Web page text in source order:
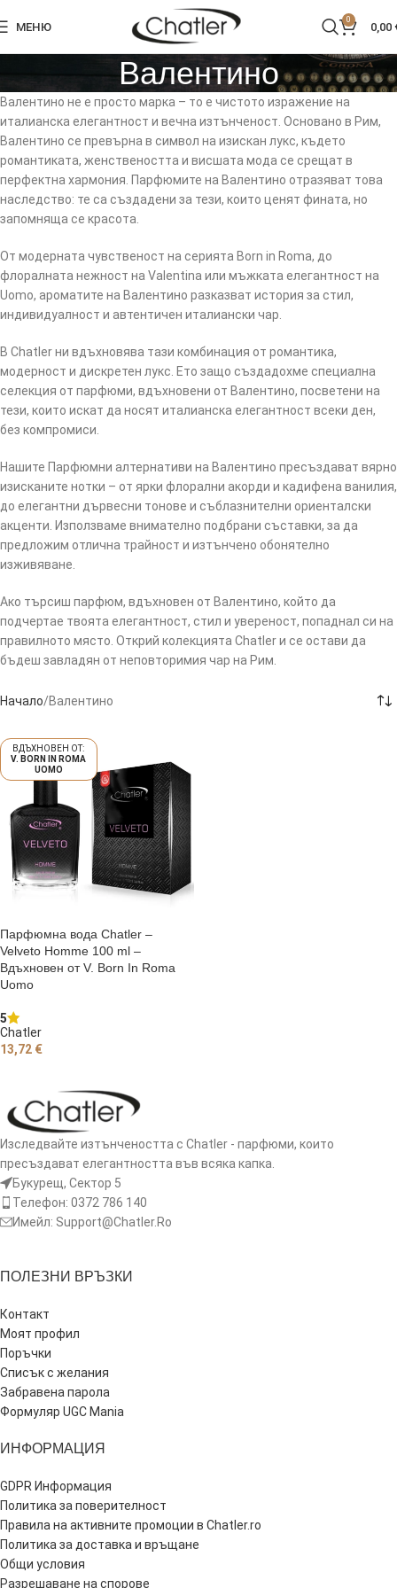
МЕНЮ
0
0,00
Валентино
Валентино не е просто марка – то е чистото изражение на
италианска елегантност и вечна изтънченост. Основано в Рим,
Валентино се превърна в символ на изискан лукс, където
романтиката, женствеността и висшата мода се срещат в
перфектна хармония. Парфюмите на Валентино отразяват това
наследство: те са създадени за тези, които ценят фината, но
запомняща се красота.
От модерната чувственост на серията Born in Roma, до
флоралната нежност на Valentina или мъжката елегантност на
Uomo, ароматите на Валентино разказват история за стил,
индивидуалност и автентичен италиански чар.
В Chatler ни вдъхновява тази комбинация от романтика,
модерност и дискретен лукс. Ето защо създадохме специална
селекция от парфюми, вдъхновени от Валентино, посветени на
тези, които искат да носят италианска елегантност всеки ден,
без компромиси.
Нашите Парфюмни алтернативи на Валентино пресъздават вярно
изисканите нотки – от ярки флорални акорди и кадифена ванилия,
до елегантни дървесни тонове и съблазнителни ориенталски
акценти. Използваме внимателно подбрани съставки, за да
предложим отлична трайност и изтънчено обонятелно
изживяване.
Ако търсиш парфюм, вдъхновен от Валентино, който да
подчертае твоята елегантност, стил и увереност, попаднал си на
правилното място. Открий колекцията Chatler и се остави да
бъдеш завладян от неповторимия чар на Рим.
Начало Валентино
V. BORN IN ROMA
UOMO
Парфюмна вода Chatler –
Velveto Homme 100 ml –
Вдъхновен от V. Born In Roma
Uomo
5
Chatler
13,72 €
Изследвайте изтънчеността с Chatler - парфюми, които
пресъздават елегантността във всяка капка.
Букурещ, Сектор 5
Телефон: 0372 786 140
Имейл: Support@Chatler.Ro
ПОЛЕЗНИ ВРЪЗКИ
Контакт
Моят профил
Поръчки
Списък с желания
Забравена парола
Формуляр UGC Mania
ИНФОРМАЦИЯ
GDPR Информация
Политика за поверителност
Правила на активните промоции в Chatler.ro
Политика за доставка и връщане
Общи условия
Разрешаване на спорове